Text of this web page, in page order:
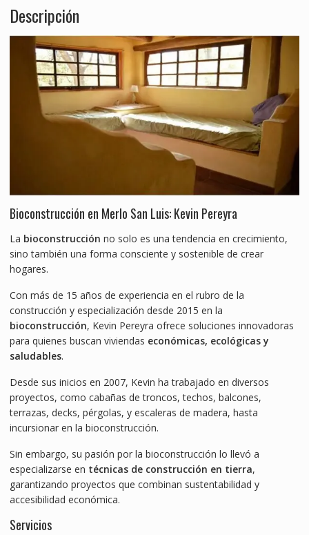
Descripción
Bioconstrucción en Merlo San Luis: Kevin Pereyra
La bioconstrucción no solo es una tendencia en crecimiento,
sino también una forma consciente y sostenible de crear
hogares.
Con más de 15 años de experiencia en el rubro de la
construcción y especialización desde 2015 en la
bioconstrucción, Kevin Pereyra ofrece soluciones innovadoras
para quienes buscan viviendas económicas, ecológicas y
saludables.
Desde sus inicios en 2007, Kevin ha trabajado en diversos
proyectos, como cabañas de troncos, techos, balcones,
terrazas, decks, pérgolas, y escaleras de madera, hasta
incursionar en la bioconstrucción.
Sin embargo, su pasión por la bioconstrucción lo llevó a
especializarse en técnicas de construcción en tierra,
garantizando proyectos que combinan sustentabilidad y
accesibilidad económica.
Servicios